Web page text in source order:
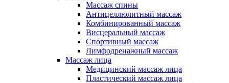
Массаж спины
Антицеллюлитный массаж
Комбинированный массаж
Висцеральный массаж
Спортивный массаж
Лимфодренажный массаж
Массаж лица
Медицинский массаж лица
Пластический массаж лица